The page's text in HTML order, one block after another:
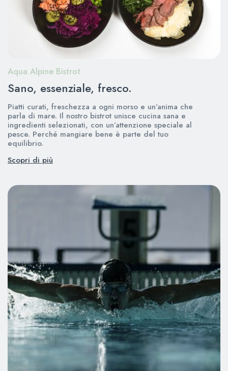
Aqua Alpine Bistrot
Sano, essenziale, fresco.
Piatti curati, freschezza a ogni morso e un’anima che
parla di mare. Il nostro bistrot unisce cucina sana e
ingredienti selezionati, con un’attenzione speciale al
pesce. Perché mangiare bene è parte del tuo
equilibrio.
Scopri di più